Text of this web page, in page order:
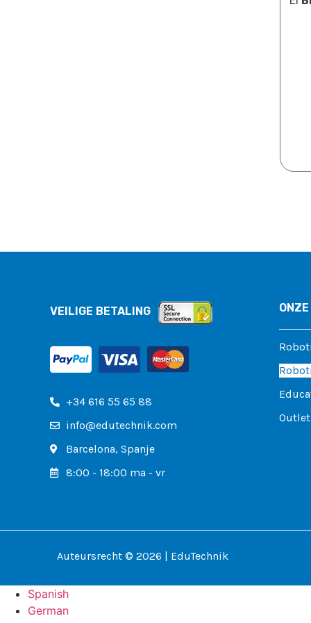
VEILIGE BETALING
+34 616 55 65 88
info@edutechnik.com
Barcelona, ​​Spanje
8:00 - 18:00 ma - vr
Outlet
Auteursrecht © 2026 | EduTechnik
Spanish
German